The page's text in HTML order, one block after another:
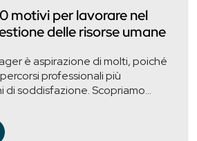
motivi per lavorare nel
delle risorse umane
è aspirazione di molti, poiché
professionali più
di soddisfazione. Scopriamo...